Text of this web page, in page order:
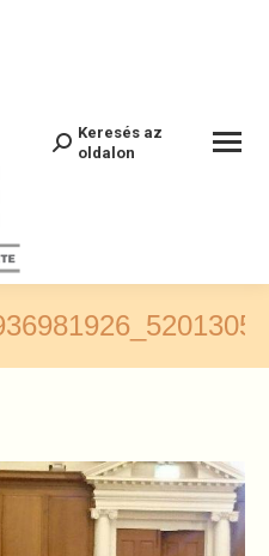
Search:
Keresés az
oldalon